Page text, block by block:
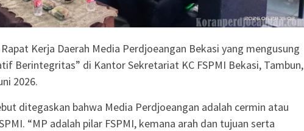
Kerja Daerah Media Perdjoeangan Bekasi yang mengusung
Berintegritas” di Kantor Sekretariat KC FSPMI Bekasi, Tambun,
2026.
ditegaskan bahwa Media Perdjoeangan adalah cermin atau
“MP adalah pilar FSPMI, kemana arah dan tujuan serta